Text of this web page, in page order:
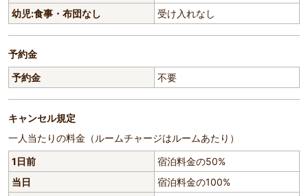
幼児:食事・布団なし
受け入れなし
予約金
予約金
不要
キャンセル規定
一人当たりの料金（ルームチャージはルームあたり）
1日前
宿泊料金の50%
当日
宿泊料金の100%